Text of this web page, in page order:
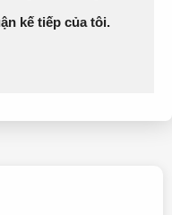
kế tiếp của tôi.